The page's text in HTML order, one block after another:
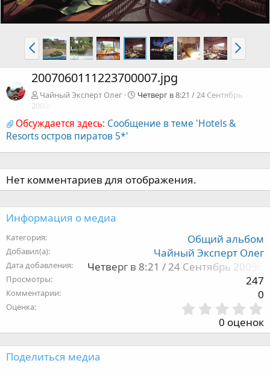
2007060111223700007.jpg
Чайный Эксперт Олег
Четверг в 8:21 / 24 Сентябрь
2009г.
Обсуждается здесь: Сообщение в теме 'Hotels &
Resorts остров пиратов 5*'
Нет комментариев для отображения.
Информация о медиа
Категория Общий альбом
Добавил(а) Чайный Эксперт Олег
Дата добавления Четверг в 8:21 / 24 Сентябрь 2009г.
Просмотры 247
Комментарии 0
Оценка
,
0
0
0 оценок
Поделиться медиа